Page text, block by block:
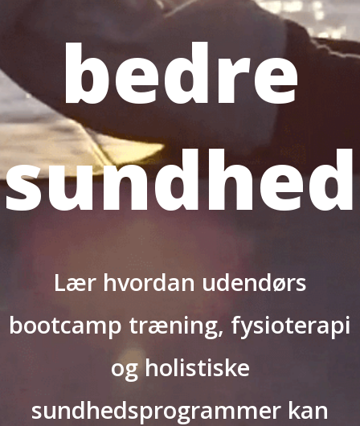
bedre
sundhed
Lær hvordan udendørs
bootcamp træning, fysioterapi
og holistiske
sundhedsprogrammer kan